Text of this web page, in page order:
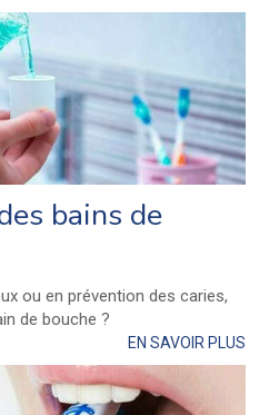
bains de
ou en prévention des caries,
de bouche ?
EN SAVOIR PLUS